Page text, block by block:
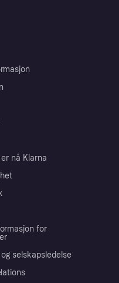
nå Klarna
for
og selskapsledelse